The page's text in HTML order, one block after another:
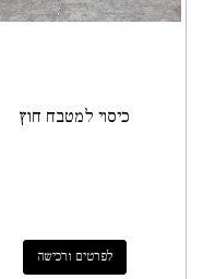
כיסוי למטבח חוץ
לפרטים ורכישה